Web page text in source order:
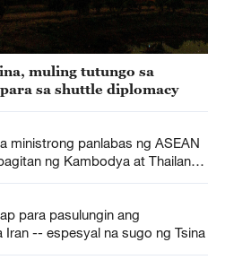
muling tutungo sa
sa shuttle diplomacy
ministrong panlabas ng ASEAN
ng Kambodya at Thailand,
para pasulungin ang
-- espesyal na sugo ng Tsina